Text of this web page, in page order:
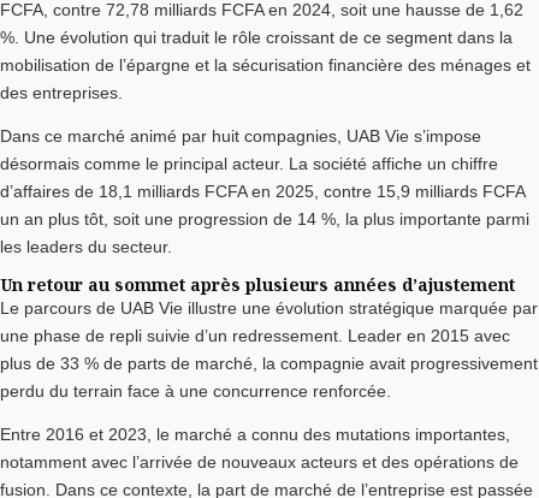
FCFA, contre 72,78 milliards FCFA en 2024, soit une hausse de 1,62
%. Une évolution qui traduit le rôle croissant de ce segment dans la
mobilisation de l’épargne et la sécurisation financière des ménages et
des entreprises.
Dans ce marché animé par huit compagnies, UAB Vie s’impose
désormais comme le principal acteur. La société affiche un chiffre
d’affaires de 18,1 milliards FCFA en 2025, contre 15,9 milliards FCFA
un an plus tôt, soit une progression de 14 %, la plus importante parmi
les leaders du secteur.
Un retour au sommet après plusieurs années d’ajustement
Le parcours de UAB Vie illustre une évolution stratégique marquée par
une phase de repli suivie d’un redressement. Leader en 2015 avec
plus de 33 % de parts de marché, la compagnie avait progressivement
perdu du terrain face à une concurrence renforcée.
Entre 2016 et 2023, le marché a connu des mutations importantes,
notamment avec l’arrivée de nouveaux acteurs et des opérations de
fusion. Dans ce contexte, la part de marché de l’entreprise est passée